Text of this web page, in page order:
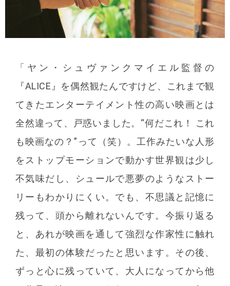
「ヤン・シュヴァンクマイエル監督の
『ALICE』を偶然観たんですけど、これまで観
てきたエンターテイメント性の高い映画とは
全然違って、戸惑いました。“何だこれ！ これ
も映画なの？”って（笑）。工作みたいな人形
をストップモーションで動かす世界観は少し
不気味だし、シュールで悪夢のようなストー
リーもわかりにくい。でも、不思議と記憶に
残って、頭から離れないんです。今振り返る
と、あれが映画を通して強烈な作家性に触れ
た、最初の体験だったと思います。その後、
ずっと心に残っていて、大人になってから他